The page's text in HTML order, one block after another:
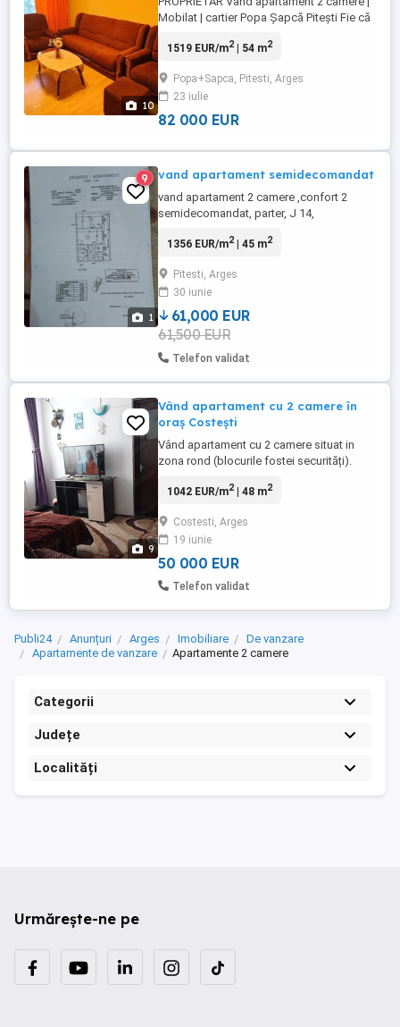
10
Mobilat | cartier Popa Șapcă Pitești Fie că
potential (închiriere), acest apartament cu
asemenea, poate fi utilizat și drept
Cabinet Medical sau sediu de firmă,cu
acces direct ...
1519 EUR/m2| 54 m2
Popa+Sapca, Pitesti, Arges
23 iulie
82 000 EUR
1
9 vand apartament semidecomandat
vand apartament 2 camere ,confort 2
semidecomandat, parter, J 14,
,suprafata utila de 35,75mp +balcon de
termica,termopane,centrala
termica,balcon inchis fara trafic rutier,j euri
,Pitesti,Arges, Kaufland Exercitiu,exclus
agentii imobiliare,65000 ...
1356 EUR/m2| 45 m2
Pitesti, Arges
30 iunie
61,000 EUR
61,500 EUR
Telefon validat
9
Vând apartament cu 2 camere în
oraș Costești
Vând apartament cu 2 camere situat in
zona rond (blocurile fostei securități).
bloc cu doua etaje, este din cărămidă,
parchet laminat; - termopan; - loc de
parcare. Zona este una liniștită. Poate fi
folosit și ca ...
1042 EUR/m2| 48 m2
Costesti, Arges
19 iunie
50 000 EUR
Telefon validat
Publi24 Anunțuri Arges Imobiliare
De vanzare
Apartamente de vanzare
Apartamente 2 camere
Categorii
Județe
Localități
Urmărește-ne pe